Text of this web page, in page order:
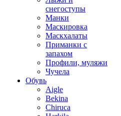
снегоступы
Манки
Маскировка
Маскхалаты
Приманки с
запахом
Профили, муляжи
Чучела
Обувь
Aigle
Bekina
Chiruсa